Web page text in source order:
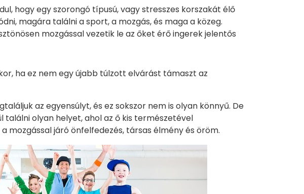
hogy egy szorongó típusú, vagy stresszes korszakát élő
magára találni a sport, a mozgás, és maga a közeg.
mozgással vezetik le az őket érő ingerek jelentős
ha ez nem egy újabb túlzott elvárást támaszt az
az egyensúlyt, és ez sokszor nem is olyan könnyű. De
olyan helyet, ahol az ő kis természetével
mozgással járó önfelfedezés, társas élmény és öröm.